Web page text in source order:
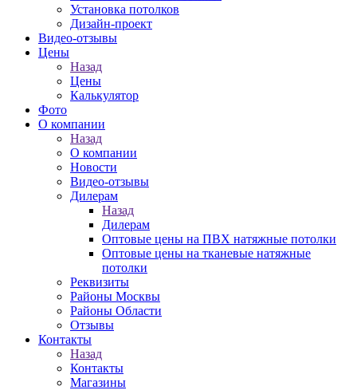
Установка потолков
Дизайн-проект
Видео-отзывы
Цены
Назад
Цены
Калькулятор
Фото
О компании
Назад
О компании
Новости
Видео-отзывы
Дилерам
Назад
Дилерам
Оптовые цены на ПВХ натяжные потолки
Оптовые цены на тканевые натяжные
потолки
Реквизиты
Районы Москвы
Районы Области
Отзывы
Контакты
Назад
Контакты
Магазины